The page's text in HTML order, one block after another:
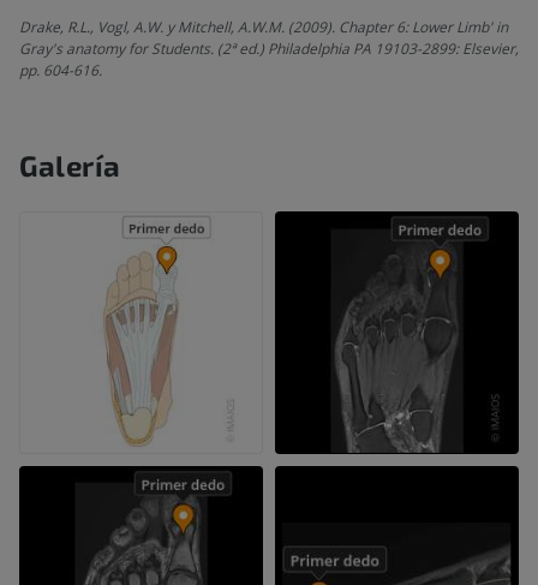
Drake, R.L., Vogl, A.W. y Mitchell, A.W.M. (2009). Chapter 6: Lower Limb' in
Gray's anatomy for Students. (2ª ed.) Philadelphia PA 19103-2899: Elsevier,
pp. 604-616.
Galería